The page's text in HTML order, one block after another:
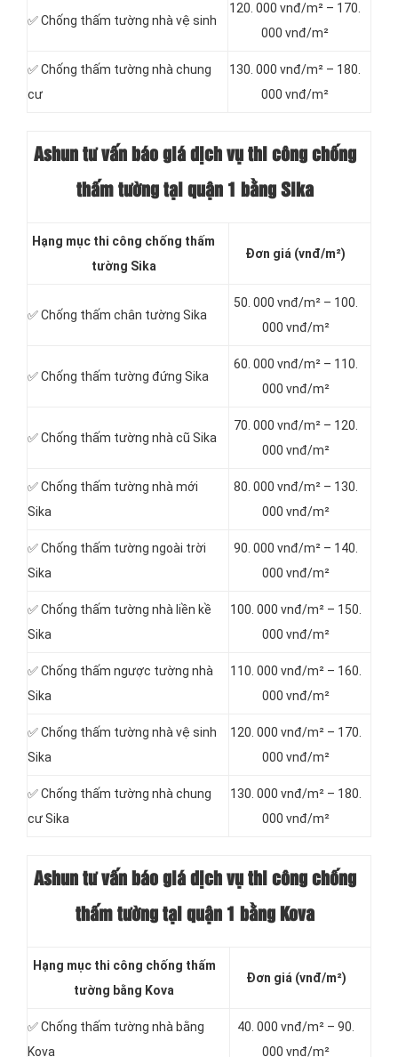
✅ Chống thấm tường nhà vệ sinh
120. 000 vnđ/m² – 170.
000 vnđ/m²
✅ Chống thấm tường nhà chung
cư
130. 000 vnđ/m² – 180.
000 vnđ/m²
Ashun tư vấn báo giá dịch vụ thi công chống
thấm tường tại quận 1 bằng Sika
Hạng mục thi công chống thấm
tường Sika
Đơn giá (vnđ/m²)
✅ Chống thấm chân tường Sika
50. 000 vnđ/m² – 100.
000 vnđ/m²
✅ Chống thấm tường đứng Sika
60. 000 vnđ/m² – 110.
000 vnđ/m²
✅ Chống thấm tường nhà cũ Sika
70. 000 vnđ/m² – 120.
000 vnđ/m²
✅ Chống thấm tường nhà mới
Sika
80. 000 vnđ/m² – 130.
000 vnđ/m²
✅ Chống thấm tường ngoài trời
Sika
90. 000 vnđ/m² – 140.
000 vnđ/m²
✅ Chống thấm tường nhà liền kề
Sika
100. 000 vnđ/m² – 150.
000 vnđ/m²
✅ Chống thấm ngược tường nhà
Sika
110. 000 vnđ/m² – 160.
000 vnđ/m²
✅ Chống thấm tường nhà vệ sinh
Sika
120. 000 vnđ/m² – 170.
000 vnđ/m²
✅ Chống thấm tường nhà chung
cư Sika
130. 000 vnđ/m² – 180.
000 vnđ/m²
Ashun tư vấn báogiá dịch vụ thi công chống
thấm tường tại quận 1 bằng Kova
Hạng mục thi công chống thấm
tường bằng Kova
Đơn giá (vnđ/m²)
✅ Chống thấm tường nhà bằng
Kova
40. 000 vnđ/m² – 90.
000 vnđ/m²